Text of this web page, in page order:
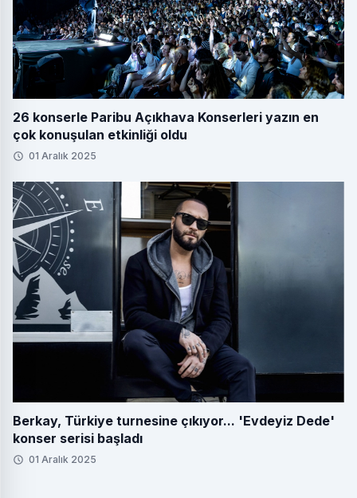
26 konserle Paribu Açıkhava Konserleri yazın en
çok konuşulan etkinliği oldu
01 Aralık 2025
Berkay, Türkiye turnesine çıkıyor... 'Evdeyiz Dede'
konser serisi başladı
01 Aralık 2025